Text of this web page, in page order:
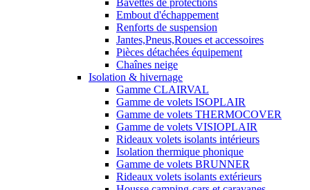
Embout d'échappement
Renforts de suspension
Jantes,Pneus,Roues et accessoires
Pièces détachées équipement
Chaînes neige
Isolation & hivernage
Gamme CLAIRVAL
Gamme de volets ISOPLAIR
Gamme de volets THERMOCOVER
Gamme de volets VISIOPLAIR
Rideaux volets isolants intérieurs
Isolation thermique phonique
Gamme de volets BRUNNER
Rideaux volets isolants extérieurs